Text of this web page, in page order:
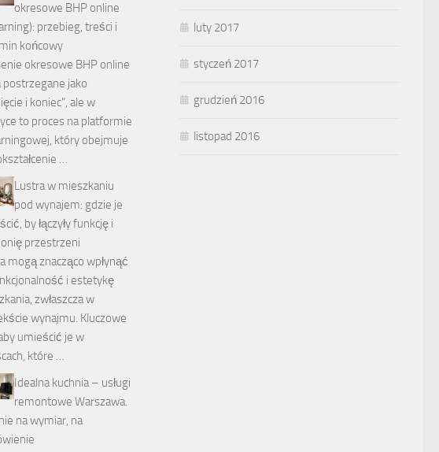
luty 2017
styczeń 2017
grudzień 2016
listopad 2016
okresowe BHP online
przebieg, treści i
końcowy
okresowe BHP online
postrzegane jako
i koniec”, ale w
to proces na platformie
który obejmuje
…
Lustra w mieszkaniu
pod wynajem: gdzie je
by łączyły funkcję i
przestrzeni
mogą znacząco wpłynąć
i estetykę
zwłaszcza w
wynajmu. Kluczowe
umieścić je w
które …
Idealna kuchnia – usługi
remontowe Warszawa.
na wymiar, na